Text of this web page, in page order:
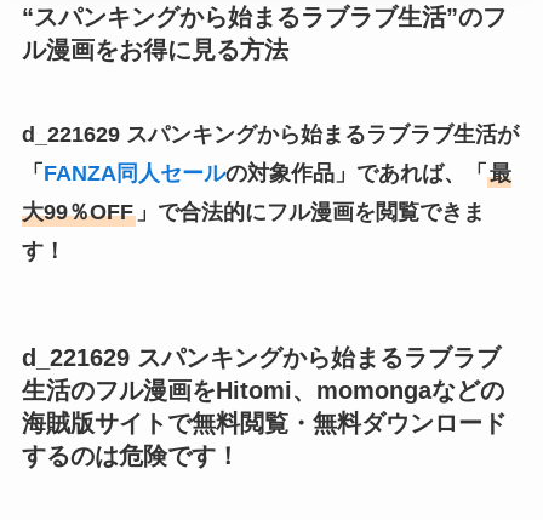
“スパンキングから始まるラブラブ生活”のフ
ル漫画をお得に見る方法
d_221629 スパンキングから始まるラブラブ生活が
「 FANZA同人セールの対象作品」であれば、「 最
大99％OFF」で合法的にフル漫画を閲覧できま
す！
d_221629 スパンキングから始まるラブラブ
生活のフル漫画をHitomi、momongaなどの
海賊版サイトで無料閲覧・無料ダウンロード
するのは危険です！